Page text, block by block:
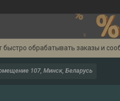
обрабатывать заказы и
107, Минск, Беларусь